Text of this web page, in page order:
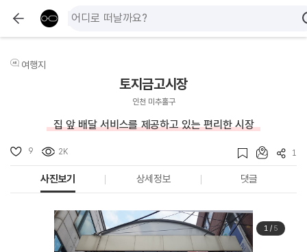
여행지
토지금고시장
인천 미추홀구
집 앞 배달 서비스를 제공하고 있는 편리한 시장
9 2K 1
사진보기 상세정보 댓글
1/ 5